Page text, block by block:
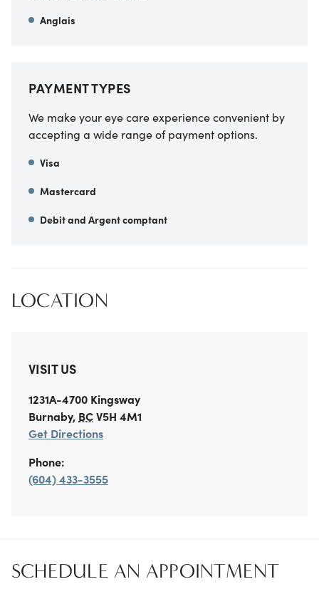
Anglais
PAYMENT TYPES
We make your eye care experience convenient by
accepting a wide range of payment options.
Visa
Mastercard
Debit and Argent comptant
LOCATION
VISIT US
1231A-4700 Kingsway
Burnaby, BCV5H 4M1
Get Directions
Phone:
(604) 433-3555
SCHEDULE AN APPOINTMENT